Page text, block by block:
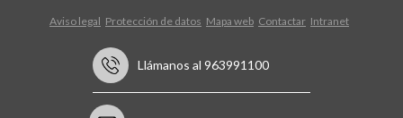
Aviso legal Protección de datos Mapa web Contactar Intranet
Llámanos al 963991100